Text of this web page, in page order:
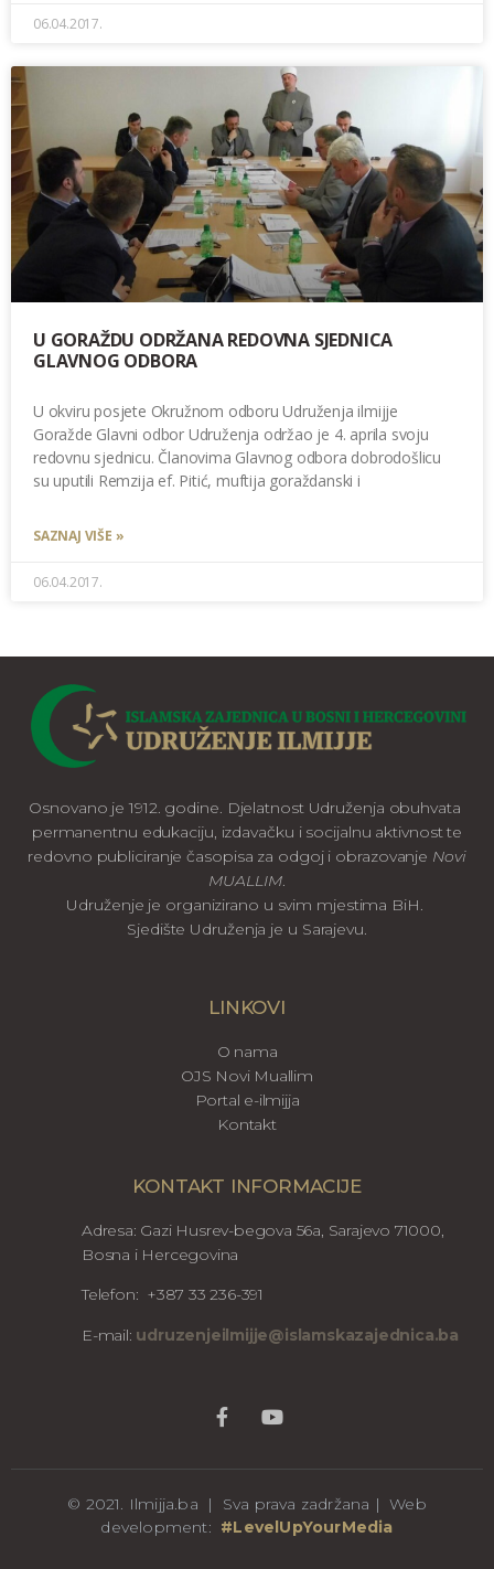
06.04.2017.
U GORAŽDU ODRŽANA REDOVNA SJEDNICA
GLAVNOG ODBORA
U okviru posjete Okružnom odboru Udruženja ilmijje
Goražde Glavni odbor Udruženja održao je 4. aprila svoju
redovnu sjednicu. Članovima Glavnog odbora dobrodošlicu
su uputili Remzija ef. Pitić, muftija goraždanski i
SAZNAJ VIŠE »
06.04.2017.
Osnovano je 1912. godine. Djelatnost Udruženja obuhvata
permanentnu edukaciju, izdavačku i socijalnu aktivnost te
redovno publiciranje časopisa za odgoj i obrazovanje Novi
MUALLIM.
Udruženje je organizirano u svim mjestima BiH.
Sjedište Udruženja je u Sarajevu.
LINKOVI
O nama
OJS Novi Muallim
Portal e-ilmijja
Kontakt
KONTAKT INFORMACIJE
Adresa: Gazi Husrev-begova 56a, Sarajevo 71000,
Bosna i Hercegovina
Telefon: +387 33 236-391
E-mail: udruzenjeilmijje@islamskazajednica.ba
© 2021. Ilmijja.ba | Sva prava zadržana | Web
development: #LevelUpYourMedia